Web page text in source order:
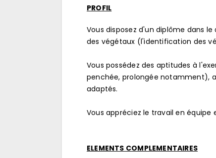
PROFIL
Vous disposez d'un diplôme dans
des végétaux (l'identification des
Vous possédez des aptitudes à
penchée, prolongée notamment),
adaptés.
Vous appréciez le travail en
ELEMENTS COMPLEMENTAIRES